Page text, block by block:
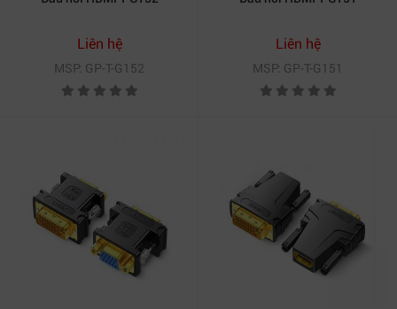
Liên hệ
MSP: GP-T-G152
Liên hệ
MSP: GP-T-G151